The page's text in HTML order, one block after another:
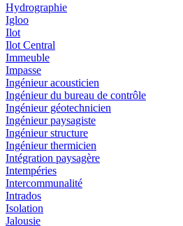
Hydrographie
Igloo
Ilot
Ilot Central
Immeuble
Impasse
Ingénieur acousticien
Ingénieur du bureau de contrôle
Ingénieur géotechnicien
Ingénieur paysagiste
Ingénieur structure
Ingénieur thermicien
Intégration paysagère
Intempéries
Intercommunalité
Intrados
Isolation
Jalousie